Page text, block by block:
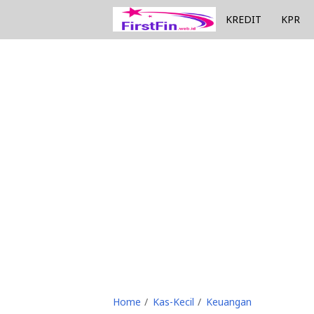
KREDIT KPR
Home Kas-Kecil Keuangan